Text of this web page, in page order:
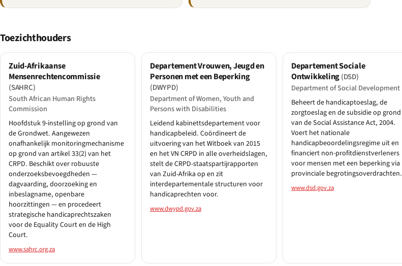
Toezichthouders
Zuid-Afrikaanse
Mensenrechtencommissie
(SAHRC)
South African Human Rights
Commission
Hoofdstuk 9-instelling op grond van
de Grondwet. Aangewezen
onafhankelijk monitoringmechanisme
op grond van artikel 33(2) van het
CRPD. Beschikt over robuuste
onderzoeksbevoegdheden —
dagvaarding, doorzoeking en
inbeslagname, openbare
hoorzittingen — en procedeert
strategische handicaprechtszaken
voor de Equality Court en de High
Court.
www.sahrc.org.za
Departement Vrouwen, Jeugd en
Personen met een Beperking
(DWYPD)
Department of Women, Youth and
Persons with Disabilities
Leidend kabinettsdepartement voor
handicapbeleid. Coördineert de
uitvoering van het Witboek van 2015
en het VN CRPD in alle overheidslagen,
stelt de CRPD-staatspartijrapporten
van Zuid-Afrika op en zit
interdepartementale structuren voor
handicaprechten voor.
www.dwypd.gov.za
Departement Sociale
Ontwikkeling(DSD)
Department of Social Development
Beheert de handicaptoeslag, de
zorgtoeslag en de subsidie op grond
van de Social Assistance Act, 2004.
Voert het nationale
handicapbeoordelingsregime uit en
financiert non-profitdienstverleners
voor mensen met een beperking via
provinciale begrotingsoverdrachten.
www.dsd.gov.za